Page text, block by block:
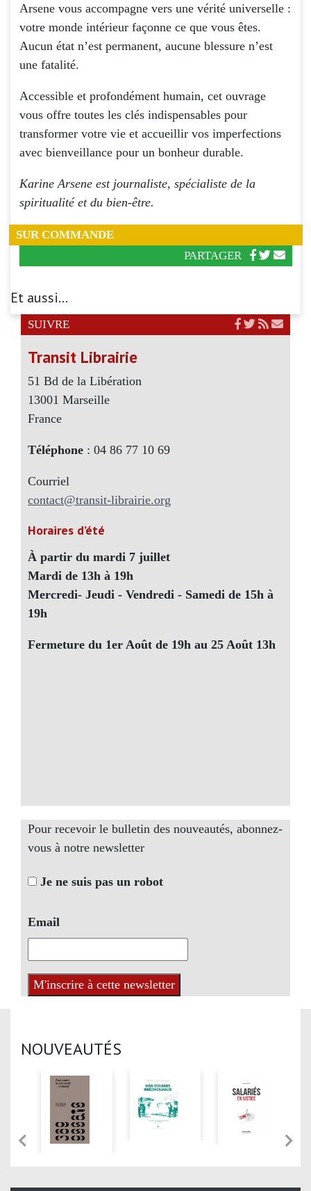
Arsene vous accompagne vers une vérité universelle :
votre monde intérieur façonne ce que vous êtes.
Aucun état n’est permanent, aucune blessure n’est
une fatalité.
Accessible et profondément humain, cet ouvrage
vous offre toutes les clés indispensables pour
transformer votre vie et accueillir vos imperfections
avec bienveillance pour un bonheur durable.
Karine Arsene est journaliste, spécialiste de la
spiritualité et du bien-être.
SUR COMMANDE
PARTAGER
Et aussi...
SUIVRE
Transit Librairie
51 Bd de la Libération
13001 Marseille
France
Téléphone : 04 86 77 10 69
Courriel
contact@transit-librairie.org
Horaires d’été
À partir du mardi 7 juillet
Mardi de 13h à 19h
Mercredi- Jeudi - Vendredi - Samedi de 15h à
19h
Fermeture du 1er Août de 19h au 25 Août 13h
Pour recevoir le bulletin des nouveautés, abonnez-
vous à notre newsletter
Je ne suis pas un robot
Email
NOUVEAUTÉS